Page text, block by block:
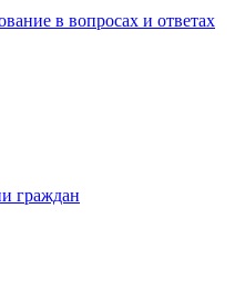
в вопросах и ответах
граждан